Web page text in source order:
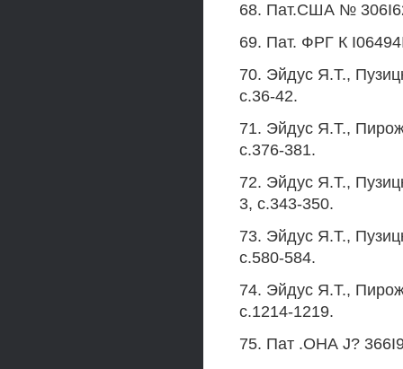
68. Пат.США №
69. Пат. ФРГ К
70. Эйдус Я.Т.,
с.36-42.
71. Эйдус Я.Т.,
с.376-381.
72. Эйдус Я.Т.,
3, с.343-350.
73. Эйдус Я.Т.,
с.580-584.
74. Эйдус Я.Т.,
с.1214-1219.
75. Пат .ОНА J?